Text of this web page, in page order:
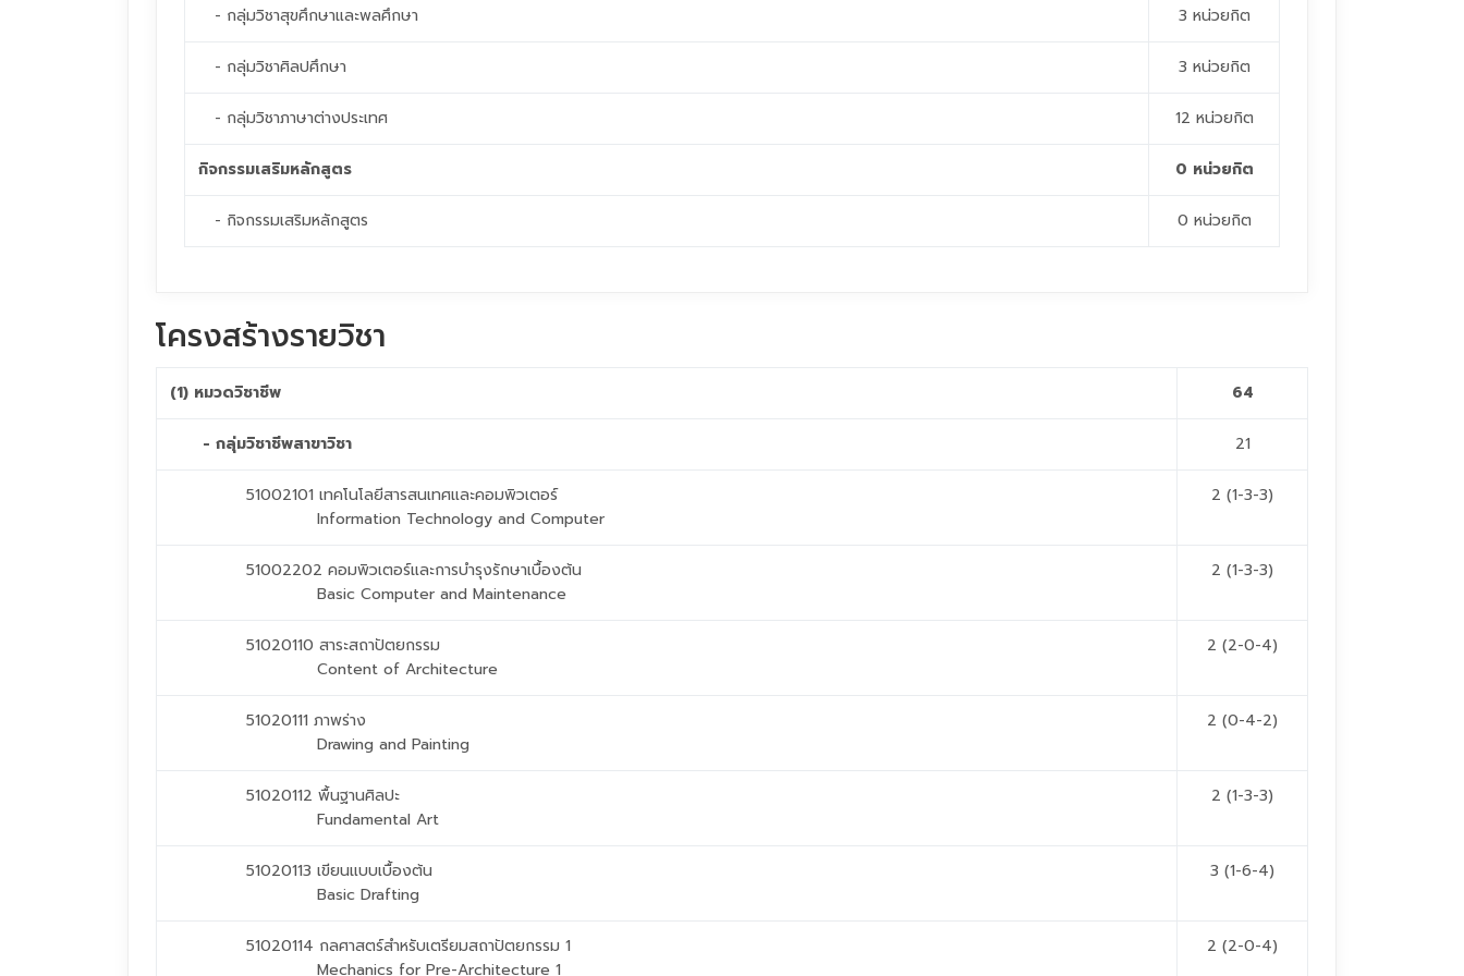
- กลุ่มวิชาสุขศึกษาและพลศึกษา 3 หน่วยกิต
- กลุ่มวิชาศิลปศึกษา 3 หน่วยกิต
- กลุ่มวิชาภาษาต่างประเทศ 12 หน่วยกิต
กิจกรรมเสริมหลักสูตร 0 หน่วยกิต
- กิจกรรมเสริมหลักสูตร 0 หน่วยกิต
โครงสร้างรายวิชา
(1) หมวดวิชาชีพ 64
- กลุ่มวิชาชีพสาขาวิชา 21
51002101 เทคโนโลยีสารสนเทศและคอมพิวเตอร์
Information Technology and Computer
2 (1-3-3)
51002202 คอมพิวเตอร์และการบำรุงรักษาเบื้องต้น
Basic Computer and Maintenance
2 (1-3-3)
51020110 สาระสถาปัตยกรรม
Content of Architecture
2 (2-0-4)
51020111 ภาพร่าง
Drawing and Painting
2 (0-4-2)
51020112 พื้นฐานศิลปะ
Fundamental Art
2 (1-3-3)
51020113 เขียนแบบเบื้องต้น
Basic Drafting
3 (1-6-4)
51020114 กลศาสตร์สำหรับเตรียมสถาปัตยกรรม 1
Mechanics for Pre-Architecture 1
2 (2-0-4)